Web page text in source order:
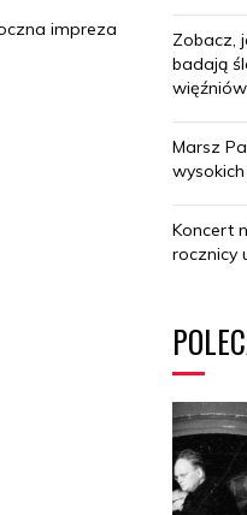
impreza
Zobacz,
badają
Marsz
Koncert
rocznicy